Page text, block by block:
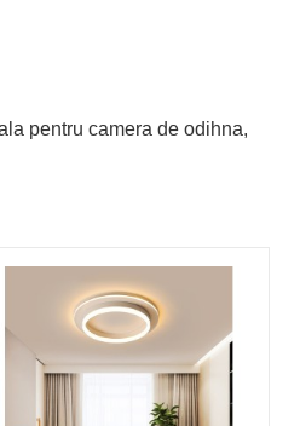
pentru camera de odihna,